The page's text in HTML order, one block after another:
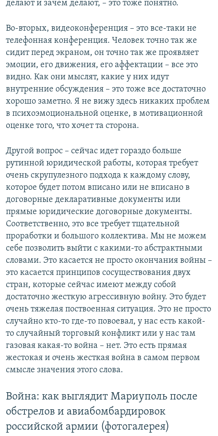
делают и зачем делают, – это тоже понятно.
Во-вторых, видеоконференция – это все-таки не
телефонная конференция. Человек точно так же
сидит перед экраном, он точно так же проявляет
эмоции, его движения, его аффектации – все это
видно. Как они мыслят, какие у них идут
внутренние обсуждения – это тоже все достаточно
хорошо заметно. Я не вижу здесь никаких проблем
в психоэмоциональной оценке, в мотивационной
оценке того, что хочет та сторона.
Другой вопрос – сейчас идет гораздо больше
рутинной юридической работы, которая требует
очень скрупулезного подхода к каждому слову,
которое будет потом вписано или не вписано в
договорные декларативные документы или
прямые юридические договорные документы.
Соответственно, это все требует тщательной
проработки и большого коллектива. Мы не можем
себе позволить выйти с какими-то абстрактными
словами. Это касается не просто окончания войны –
это касается принципов сосуществования двух
стран, которые сейчас имеют между собой
достаточно жесткую агрессивную войну. Это будет
очень тяжелая поствоенная ситуация. Это не просто
случайно кто-то где-то повоевал, у нас есть какой-
то случайный торговый конфликт или у нас там
газовая какая-то война – нет. Это есть прямая
жестокая и очень жесткая война в самом первом
смысле значения этого слова.
Война: как выглядит Мариуполь после
обстрелов и авиабомбардировок
российской армии (фотогалерея)